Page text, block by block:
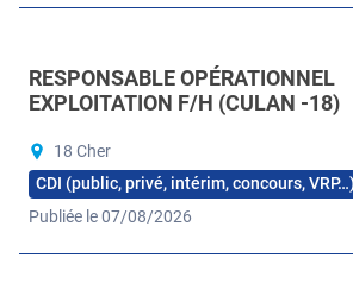
RESPONSABLE OPÉRATIONNEL
EXPLOITATION F/H (CULAN -18)
18 Cher
CDI (public, privé, intérim, concours, VRP…)
Publiée le 07/08/2026